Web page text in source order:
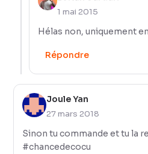
1 mai 2015
Hélas non, uniquement
Répondre
Joule Yan
27 mars 2018
Sinon tu commande et tu la
#chancedecocu